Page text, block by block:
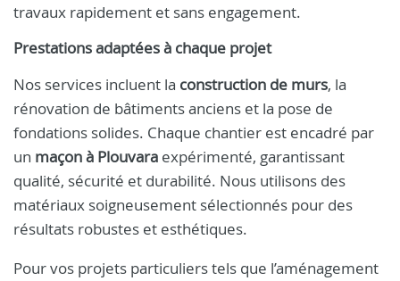
travaux rapidement et sans engagement.
Prestations adaptées à chaque projet
Nos services incluent la construction de murs, la
rénovation de bâtiments anciens et la pose de
fondations solides. Chaque chantier est encadré par
un maçon à Plouvara expérimenté, garantissant
qualité, sécurité et durabilité. Nous utilisons des
matériaux soigneusement sélectionnés pour des
résultats robustes et esthétiques.
Pour vos projets particuliers tels que l’aménagement